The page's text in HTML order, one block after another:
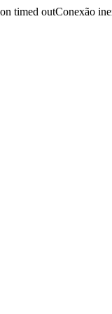
timed outConexão